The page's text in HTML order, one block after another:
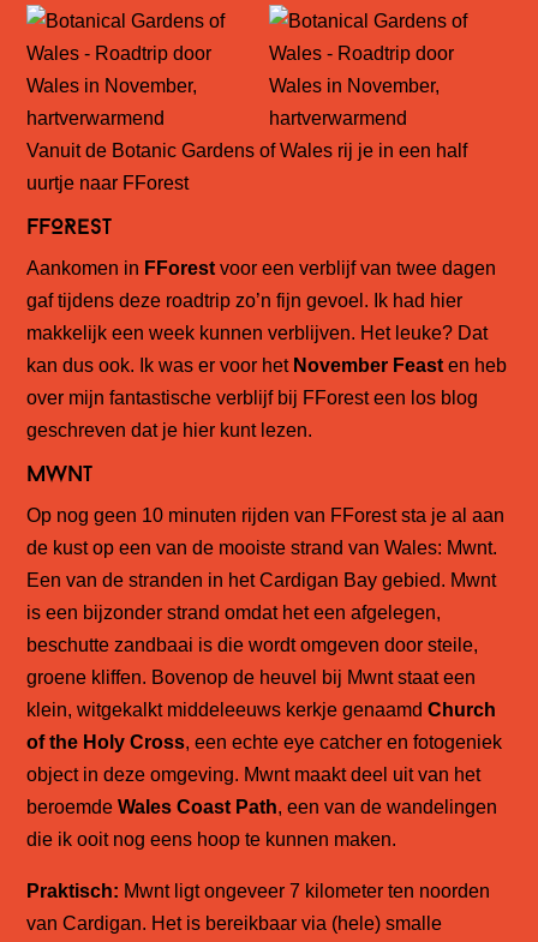
Vanuit de Botanic Gardens of Wales rij je in een half
uurtje naar FForest
FFOREST
Aankomen in FForest voor een verblijf van twee dagen
gaf tijdens deze roadtrip zo’n fijn gevoel. Ik had hier
makkelijk een week kunnen verblijven. Het leuke? Dat
kan dus ook. Ik was er voor het November Feast en heb
over mijn fantastische verblijf bij FForest een los blog
geschreven dat je hier kunt lezen.
mwnt
Op nog geen 10 minuten rijden van FForest sta je al aan
de kust op een van de mooiste strand van Wales: Mwnt.
Een van de stranden in het Cardigan Bay gebied. Mwnt
is een bijzonder strand omdat het een afgelegen,
beschutte zandbaai is die wordt omgeven door steile,
groene kliffen. Bovenop de heuvel bij Mwnt staat een
klein, witgekalkt middeleeuws kerkje genaamdChurch
of the Holy Cross, een echte eye catcher en fotogeniek
object in deze omgeving. Mwnt maakt deel uit van het
beroemdeWales Coast Path, een van de wandelingen
die ik ooit nog eens hoop te kunnen maken.
Praktisch: Mwnt ligt ongeveer 7 kilometer ten noorden
van Cardigan. Het is bereikbaar via (hele) smalle